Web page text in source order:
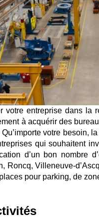
votre entreprise dans la
à acquérir des
Qu’importe votre besoin,
qui souhaitent
d’un bon nombre
Roncq, Villeneuve-
pour parking, de